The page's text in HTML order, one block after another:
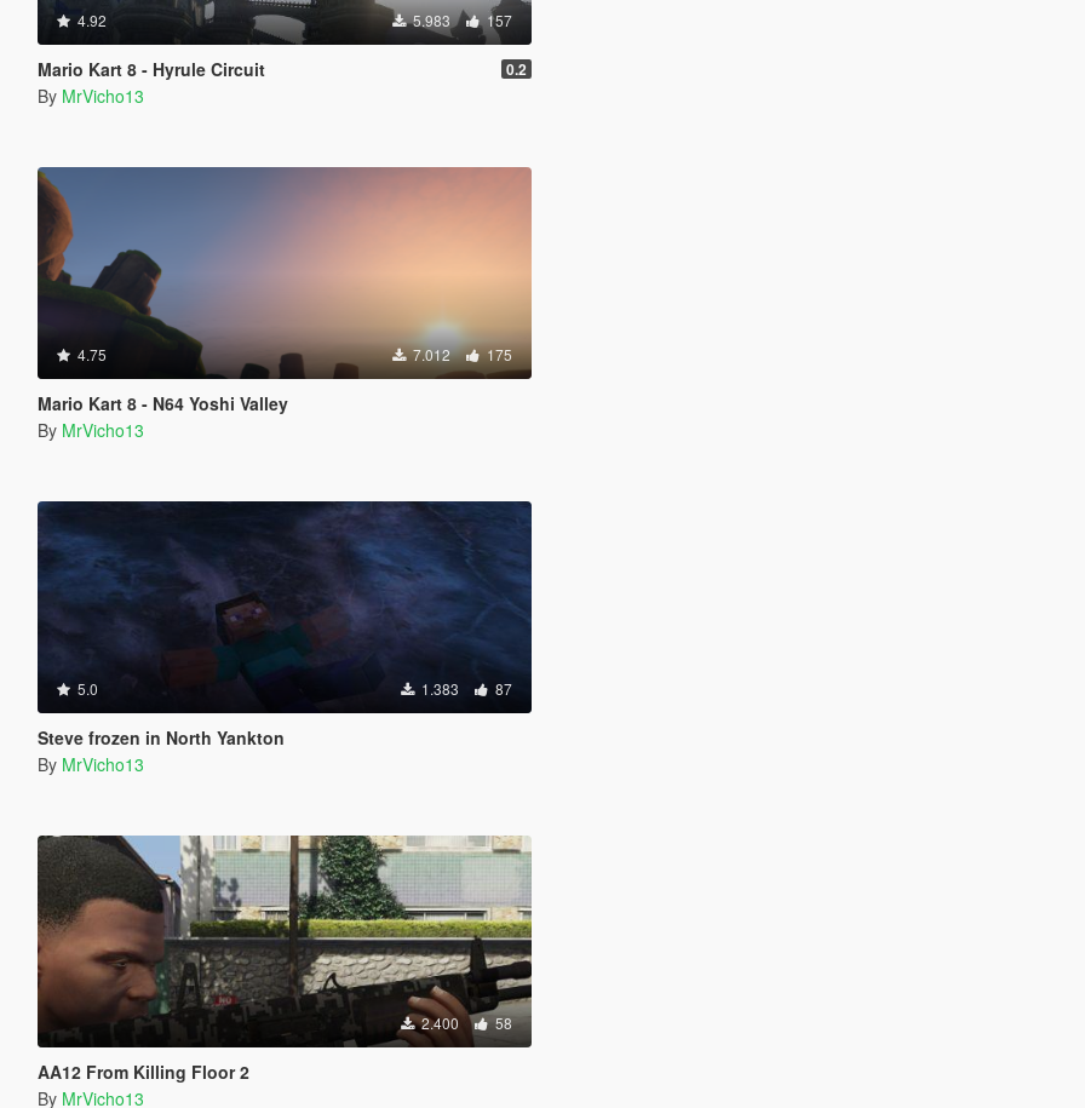
4.92 5.983 157
Mario Kart 8 - Hyrule Circuit 0.2
By MrVicho13
4.75 7.012 175
Mario Kart 8 - N64 Yoshi Valley
By MrVicho13
5.0 1.383 87
Steve frozen in North Yankton
By MrVicho13
2.400 58
AA12 From Killing Floor 2
By MrVicho13